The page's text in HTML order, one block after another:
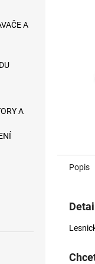
A
A
Popis